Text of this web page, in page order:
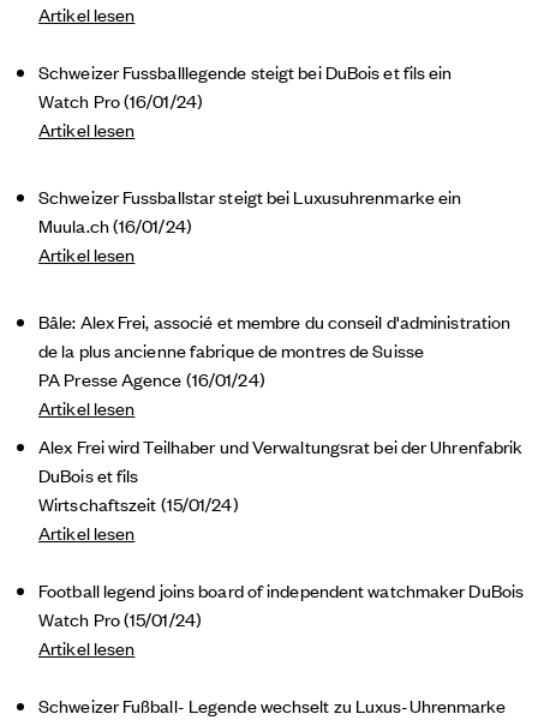
Artikel lesen
Schweizer Fussballlegende steigt bei DuBois et fils ein
Watch Pro (16/01/24)
Artikel lesen
Schweizer Fussballstar steigt bei Luxusuhrenmarke ein
Muula.ch (16/01/24)
Artikel lesen
Bâle: Alex Frei, associé et membre du conseil d'administration
de la plus ancienne fabrique de montres de Suisse
PA Presse Agence (16/01/24)
Artikel lesen
Alex Frei wird Teilhaber und Verwaltungsrat bei der Uhrenfabrik
DuBois et fils
Wirtschaftszeit (15/01/24)
Artikel lesen
Football legend joins board of independent watchmaker DuBois
Watch Pro (15/01/24)
Artikel lesen
Schweizer Fußball- Legende wechselt zu Luxus-Uhrenmarke